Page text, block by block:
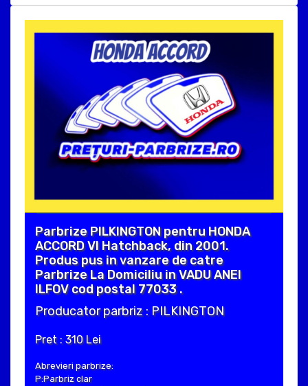
Parbrize PILKINGTON pentru HONDA
ACCORD VI Hatchback, din 2001.
Produs pus in vanzare de catre
Parbrize La Domiciliu in VADU ANEI
ILFOV cod postal 77033 .
Producator parbriz : PILKINGTON
Pret : 310 Lei
Abrevieri parbrize:
P:Parbriz clar